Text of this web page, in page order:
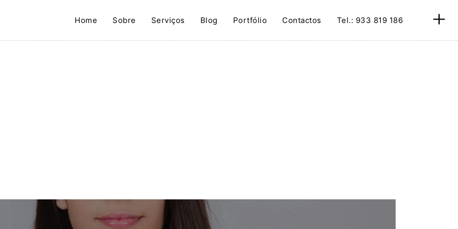
Home Sobre Serviços Blog Portfólio Contactos Tel.: 933 819 186